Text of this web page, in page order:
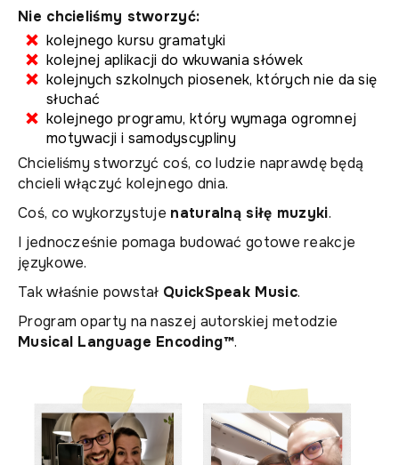
Nie chcieliśmy stworzyć:
kolejnego kursu gramatyki
kolejnej aplikacji do wkuwania słówek
kolejnych szkolnych piosenek, których nie da się
słuchać
kolejnego programu, który wymaga ogromnej
motywacji i samodyscypliny
Chcieliśmy stworzyć coś, co ludzie naprawdę będą
chcieli włączyć kolejnego dnia.
Coś, co wykorzystuje naturalną siłę muzyki.
I jednocześnie pomaga budować gotowe reakcje
językowe.
Tak właśnie powstał QuickSpeak Music.
Program oparty na naszej autorskiej metodzie
Musical Language Encoding™.